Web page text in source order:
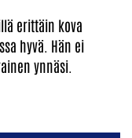
erittäin kova
hyvä. Hän ei
ynnäsi.